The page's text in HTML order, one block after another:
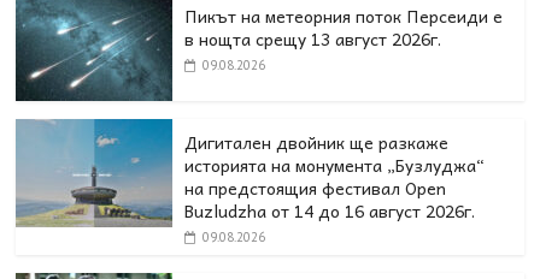
Пикът на метеорния поток Персеиди е
в нощта срещу 13 август 2026г.
09.08.2026
Дигитален двойник ще разкаже
историята на монумента „Бузлуджа“
на предстоящия фестивал Open
Buzludzha от 14 до 16 август 2026г.
09.08.2026